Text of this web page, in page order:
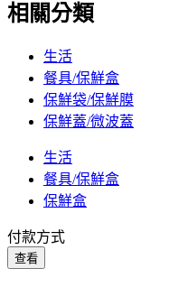
相關分類
生活
餐具/保鮮盒
保鮮袋/保鮮膜
保鮮蓋/微波蓋
生活
餐具/保鮮盒
保鮮盒
付款方式
查看